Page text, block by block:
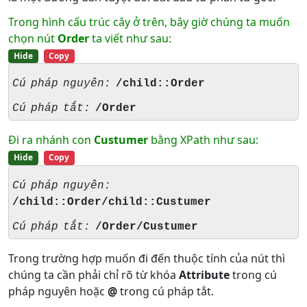
Trong hình cấu trúc cây ở trên, bây giờ chúng ta muốn
chọn nút Orderta viết như sau:
Hide Copy
Cú pháp nguyên:
/child::Order
Cú pháp tắt: /Order
Đi ra nhánh con Custumer bằng XPath như sau:
Hide Copy
Cú pháp nguyên:
/child::Order/child::Custumer
Cú pháp tắt: /Order/Custumer
Trong trường hợp muốn đi đến thuộc tính của nút thì
chúng ta cần phải chỉ rõ từ khóa Attributetrong cú
pháp nguyên hoặc @trong cú pháp tắt.